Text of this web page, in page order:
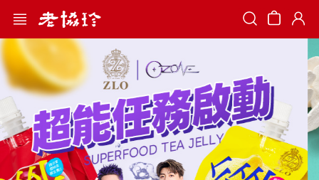
Search